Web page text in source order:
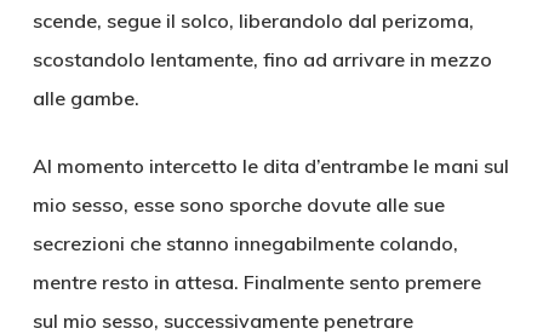
scende, segue il solco, liberandolo dal perizoma,
scostandolo lentamente, fino ad arrivare in mezzo
alle gambe.
Al momento intercetto le dita d’entrambe le mani sul
mio sesso, esse sono sporche dovute alle sue
secrezioni che stanno innegabilmente colando,
mentre resto in attesa. Finalmente sento premere
sul mio sesso, successivamente penetrare